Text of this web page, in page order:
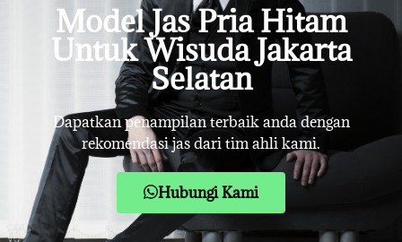
Model Jas Pria Hitam
Untuk Wisuda Jakarta
Selatan
Dapatkan penampilan terbaik anda dengan
rekomendasi jas dari tim ahli kami.
Hubungi Kami